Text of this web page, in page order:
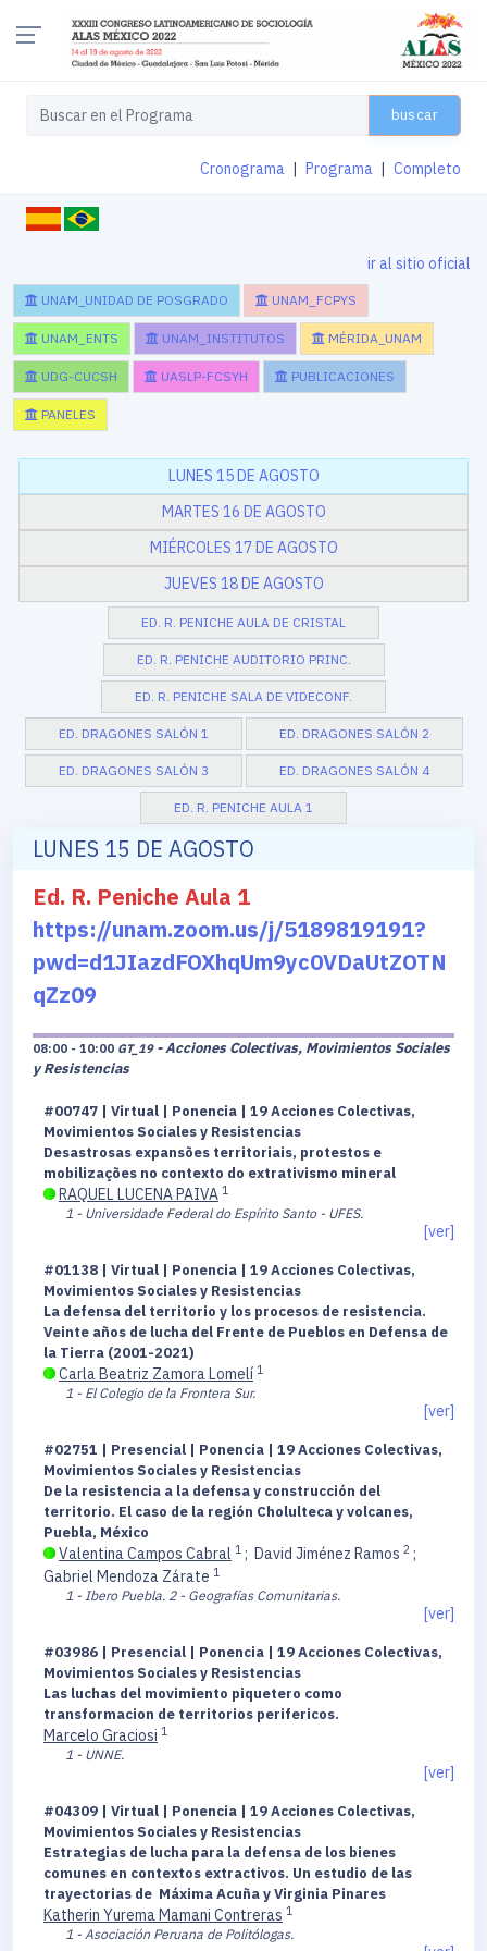
buscar
Cronograma Programa Completo
ir al sitio oficial
UNAM_UNIDAD DE POSGRADO UNAM_FCPYS
UNAM_ENTS UNAM_INSTITUTOS MÉRIDA_UNAM
UDG-CUCSH UASLP-FCSYH PUBLICACIONES
PANELES
LUNES 15 DE AGOSTO
MARTES 16 DE AGOSTO
MIÉRCOLES 17 DE AGOSTO
JUEVES 18 DE AGOSTO
ED. R. PENICHE AULA DE CRISTAL
ED. R. PENICHE AUDITORIO PRINC.
ED. R. PENICHE SALA DE VIDECONF.
ED. DRAGONES SALÓN 1 ED. DRAGONES SALÓN 2
ED. DRAGONES SALÓN 3 ED. DRAGONES SALÓN 4
ED. R. PENICHE AULA 1
LUNES 15 DE AGOSTO
Ed. R. Peniche Aula 1
https://unam.zoom.us/j/5189819191?
pwd=d1JIazdFOXhqUm9yc0VDaUtZOTN
qZz09
08:00 - 10:00 GT_19 - Acciones Colectivas, Movimientos Sociales
y Resistencias
#00747 | Virtual | Ponencia | 19 Acciones Colectivas,
Movimientos Sociales y Resistencias
Desastrosas expansões territoriais, protestos e
mobilizações no contexto do extrativismo mineral
RAQUEL LUCENA PAIVA 1
1 - Universidade Federal do Espírito Santo - UFES.
[ver]
#01138 | Virtual | Ponencia | 19 Acciones Colectivas,
Movimientos Sociales y Resistencias
La defensa del territorio y los procesos de resistencia.
Veinte años de lucha del Frente de Pueblos en Defensa de
la Tierra (2001-2021)
Carla Beatriz Zamora Lomelí 1
1 - El Colegio de la Frontera Sur.
[ver]
#02751 | Presencial | Ponencia | 19 Acciones Colectivas,
Movimientos Sociales y Resistencias
De la resistencia a la defensa y construcción del
territorio. El caso de la región Cholulteca y volcanes,
Puebla, México
Valentina Campos Cabral 1 ; David Jiménez Ramos 2 ;
Gabriel Mendoza Zárate 1
1 - Ibero Puebla. 2 - Geografías Comunitarias.
[ver]
#03986 | Presencial | Ponencia | 19 Acciones Colectivas,
Movimientos Sociales y Resistencias
Las luchas del movimiento piquetero como
transformacion de territorios perifericos.
Marcelo Graciosi 1
1 - UNNE.
[ver]
#04309 | Virtual | Ponencia | 19 Acciones Colectivas,
Movimientos Sociales y Resistencias
Estrategias de lucha para la defensa de los bienes
comunes en contextos extractivos. Un estudio de las
trayectorias de Máxima Acuña y Virginia Pinares
Katherin Yurema Mamani Contreras 1
1 - Asociación Peruana de Politólogas.